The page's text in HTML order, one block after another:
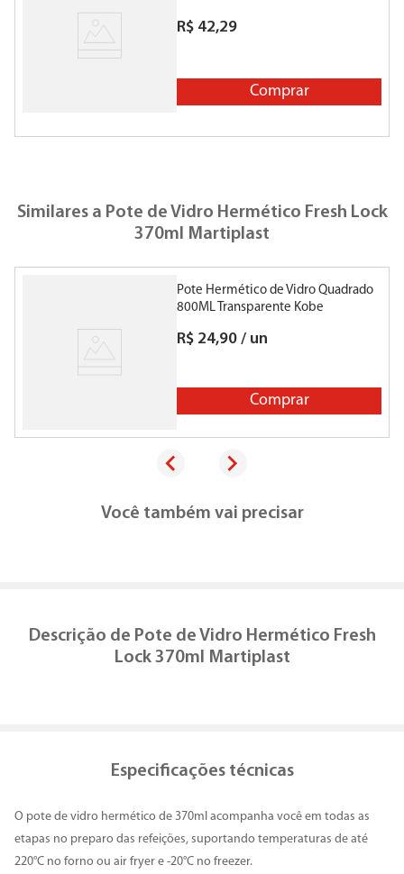
R$ 42,29
Comprar
Similares a Pote de Vidro Hermético Fresh Lock
370ml Martiplast
Pote Hermético de Vidro Quadrado
800ML Transparente Kobe
R$ 24,90 / un
Comprar
Você também vai precisar
Descrição de Pote de Vidro Hermético Fresh
Lock 370ml Martiplast
Especificações técnicas
O pote de vidro hermético de 370ml acompanha você em todas as
etapas no preparo das refeições, suportando temperaturas de até
220°C no forno ou air fryer e -20°C no freezer.